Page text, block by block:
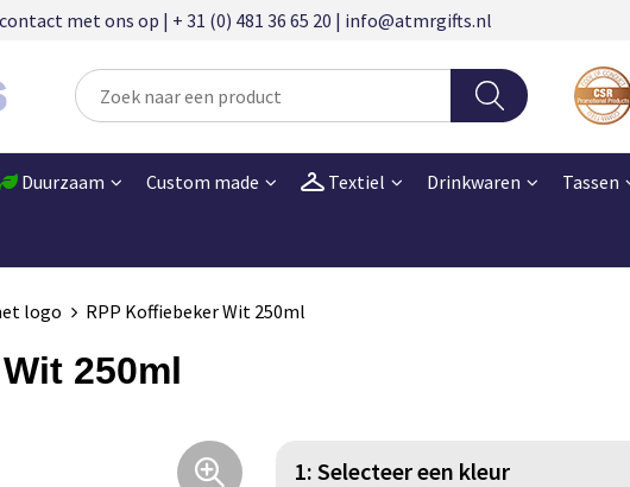
met ons op | + 31 (0) 481 36 65 20 | info@atmrgifts.nl
Duurzaam Custom made Textiel Drinkwaren Tassen
logo RPP Koffiebeker Wit 250ml
250ml
1: Selecteer een kleur